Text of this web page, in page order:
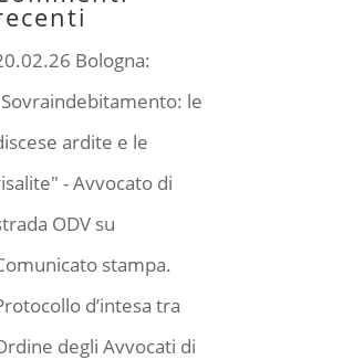
Bologna:
le
ardite e le
- Avvocato di
ODV su
stampa.
d’intesa tra
degli Avvocati di